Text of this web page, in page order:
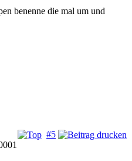
benenne die mal um und
#5